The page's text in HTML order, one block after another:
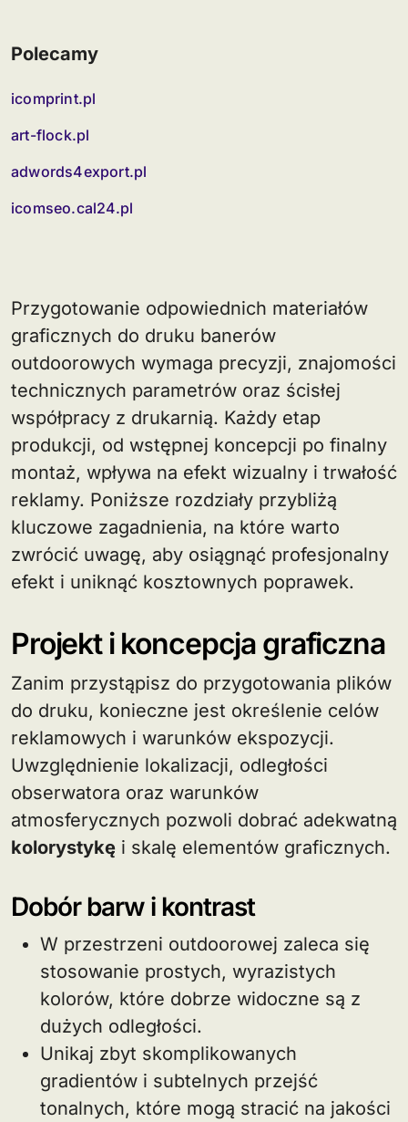
Polecamy
icomprint.pl
art-flock.pl
adwords4export.pl
icomseo.cal24.pl
Przygotowanie odpowiednich materiałów
graficznych do druku banerów
outdoorowych wymaga precyzji, znajomości
technicznych parametrów oraz ścisłej
współpracy z drukarnią. Każdy etap
produkcji, od wstępnej koncepcji po finalny
montaż, wpływa na efekt wizualny i trwałość
reklamy. Poniższe rozdziały przybliżą
kluczowe zagadnienia, na które warto
zwrócić uwagę, aby osiągnąć profesjonalny
efekt i uniknąć kosztownych poprawek.
Projekt i koncepcja graficzna
Zanim przystąpisz do przygotowania plików
do druku, konieczne jest określenie celów
reklamowych i warunków ekspozycji.
Uwzględnienie lokalizacji, odległości
obserwatora oraz warunków
atmosferycznych pozwoli dobrać adekwatną
kolorystykę i skalę elementów graficznych.
Dobór barw i kontrast
W przestrzeni outdoorowej zaleca się
stosowanie prostych, wyrazistych
kolorów, które dobrze widoczne są z
dużych odległości.
Unikaj zbyt skomplikowanych
gradientów i subtelnych przejść
tonalnych, które mogą stracić na jakości